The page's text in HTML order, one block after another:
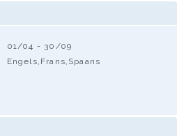
01/04 - 30/09
Engels,Frans,Spaans